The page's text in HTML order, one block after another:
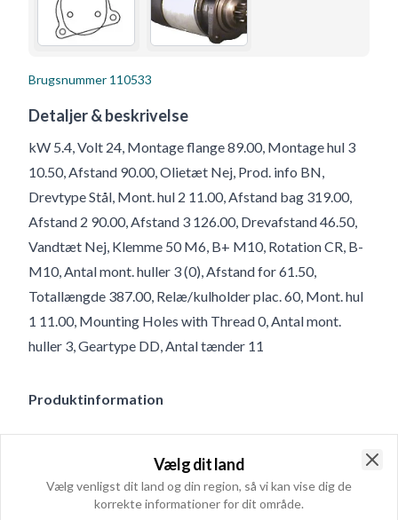
Brugsnummer 110533
Detaljer & beskrivelse
kW 5.4, Volt 24, Montage flange 89.00, Montage hul 3
10.50, Afstand 90.00, Olietæt Nej, Prod. info BN,
Drevtype Stål, Mont. hul 2 11.00, Afstand bag 319.00,
Afstand 2 90.00, Afstand 3 126.00, Drevafstand 46.50,
Vandtæt Nej, Klemme 50 M6, B+ M10, Rotation CR, B-
M10, Antal mont. huller 3 (0), Afstand for 61.50,
Totallængde 387.00, Relæ/kulholder plac. 60, Mont. hul
1 11.00, Mounting Holes with Thread 0, Antal mont.
huller 3, Geartype DD, Antal tænder 11
Produktinformation
Vælg dit land
Vælg venligst dit land og din region, så vi kan vise dig de
korrekte informationer for dit område.